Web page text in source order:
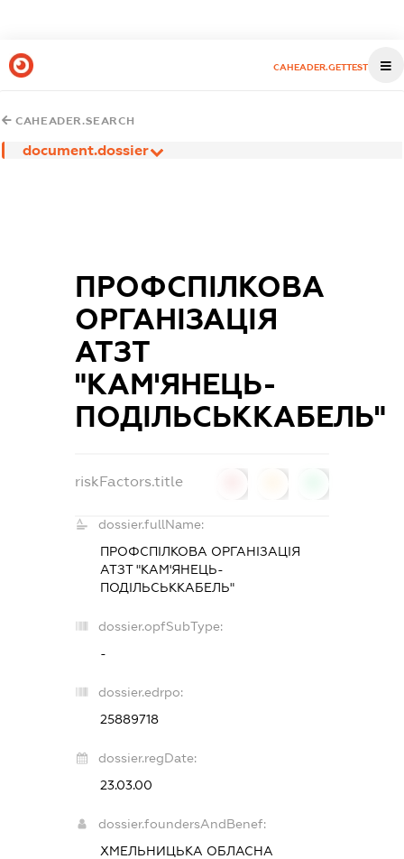
CAHEADER.GETTEST
CAHEADER.SEARCH
document.dossier
ПРОФСПІЛКОВА
ОРГАНІЗАЦІЯ
АТЗТ
"КАМ'ЯНЕЦЬ-
ПОДІЛЬСЬККАБЕЛЬ"
riskFactors.title
dossier.fullName:
ПРОФСПІЛКОВА ОРГАНІЗАЦІЯ
АТЗТ "КАМ'ЯНЕЦЬ-
ПОДІЛЬСЬККАБЕЛЬ"
dossier.opfSubType:
-
dossier.edrpo:
25889718
dossier.regDate:
23.03.00
dossier.foundersAndBenef:
ХМЕЛЬНИЦЬКА ОБЛАСНА